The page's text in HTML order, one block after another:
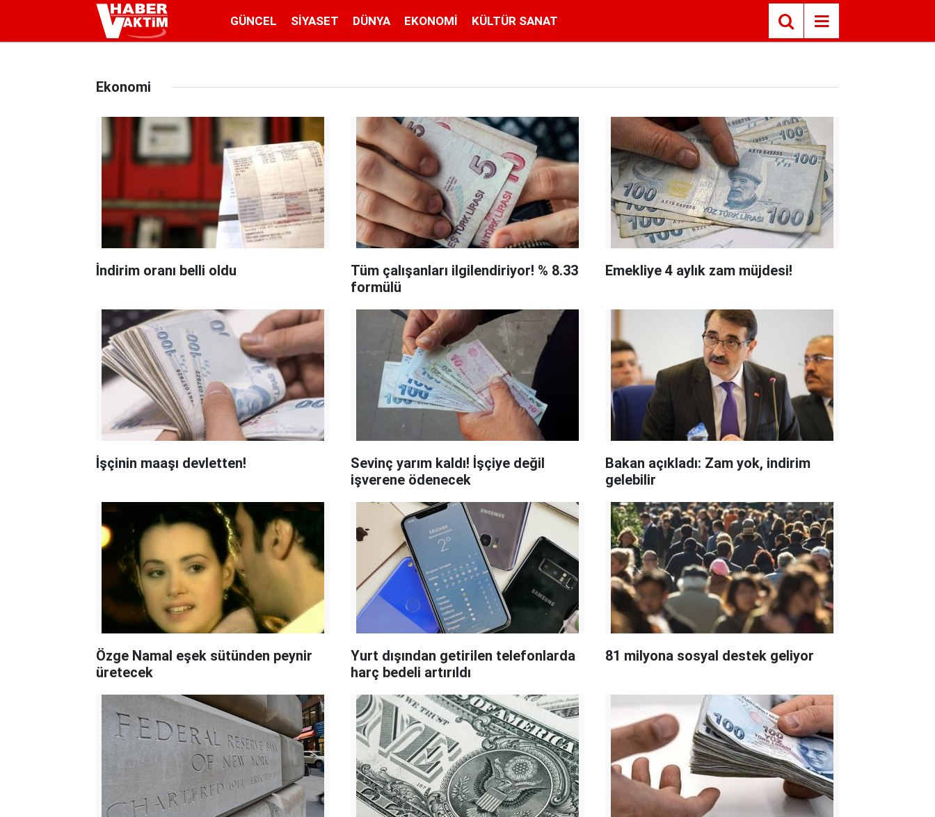
GÜNCEL SIYASET DÜNYA EKONOMI KÜLTÜR SANAT
Ekonomi
İndirim oranı belli oldu
Tüm çalışanları ilgilendiriyor! % 8.33
formülü
Emekliye 4 aylık zam müjdesi!
İşçinin maaşı devletten!
Sevinç yarım kaldı! İşçiye değil
işverene ödenecek
Bakan açıkladı: Zam yok, indirim
gelebilir
Özge Namal eşek sütünden peynir
üretecek
Yurt dışından getirilen telefonlarda
harç bedeli artırıldı
81 milyona sosyal destek geliyor